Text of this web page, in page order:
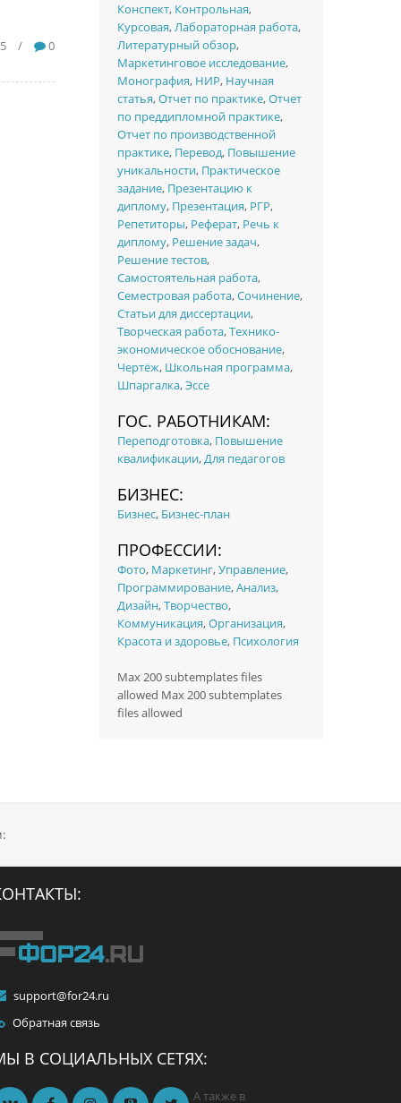
/ 0
Конспект, Контрольная,
Курсовая,Лабораторная работа,
Литературный обзор,
Маркетинговое исследование,
Монография, НИР, Научная
статья,Отчет по практике,Отчет
по преддипломной практике,
Отчет по производственной
практике, Перевод, Повышение
уникальности, Практическое
задание, Презентацию к
диплому, Презентация, РГР,
Репетиторы, Реферат, Речь к
диплому, Решение задач,
Решение тестов,
Самостоятельная работа,
Семестровая работа,Сочинение,
Статьи для диссертации,
Творческая работа,Технико-
экономическое обоснование,
Чертёж, Школьная программа,
Шпаргалка,Эссе
ГОС. РАБОТНИКАМ:
Переподготовка, Повышение
квалификации,Для педагогов
БИЗНЕС:
Бизнес, Бизнес-план
ПРОФЕССИИ:
Фото, Маркетинг,Управление,
Программирование,Анализ,
Дизайн,Творчество,
Коммуникация,Организация,
Красота и здоровье, Психология
Max 200 subtemplates files
allowed Max 200 subtemplates
files allowed
support@for24.ru
Обратная связь
В СОЦИАЛЬНЫХ СЕТЯХ:
А также в